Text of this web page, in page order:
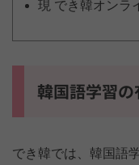
現 でき韓オンラ
韓国語学習
でき韓では、韓国語